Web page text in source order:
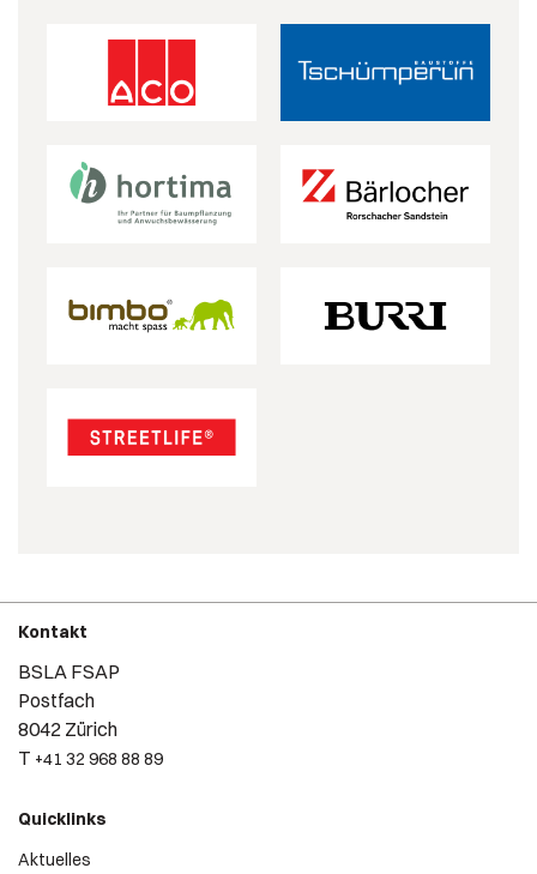
Kontakt
BSLA FSAP
Postfach
8042 Zürich
T +41 32 968 88 89
Quicklinks
Aktuelles